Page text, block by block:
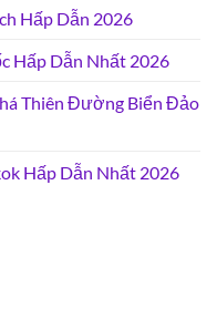
Hấp Dẫn 2026
Hấp Dẫn Nhất 2026
Thiên Đường Biển Đảo
Hấp Dẫn Nhất 2026